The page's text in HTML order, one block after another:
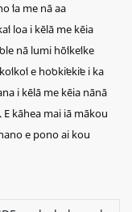
ʻia me nā aa
loa i kēlā me kēia
nā ​​​​lumi hōʻikeʻike
e hoʻokiʻekiʻe i ka
i kēlā me kēia nānā
E kāhea mai iā mākou
e pono ai kou